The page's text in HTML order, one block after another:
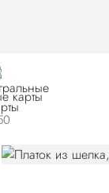
карты